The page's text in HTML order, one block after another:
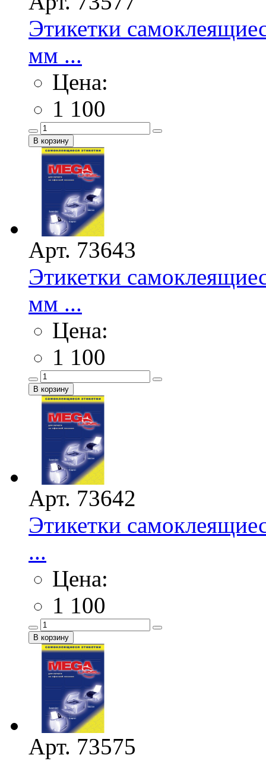
Этикетки
мм ...
Цена:
1 100
Арт. 73643
Этикетки
мм ...
Цена:
1 100
Арт. 73642
Этикетки
...
Цена:
1 100
Арт. 73575